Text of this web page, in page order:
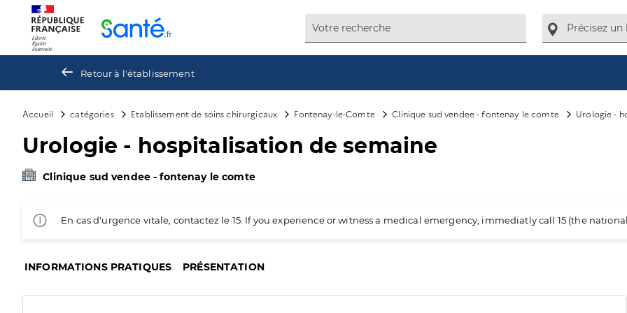
Retour à l'établissement
Accueil catégories Etablissement de soins chirurgicaux Fontenay-le-Comte Clinique sud vendee - fontenay le comte Urologie -
Urologie - hospitalisation de semaine
Clinique sud vendee - fontenay le comte
En cas d'urgence vitale, contactez le 15. If you experience or witness a medical emergency, immediatly call 15 (the
INFORMATIONS PRATIQUES PRÉSENTATION
Panneau de gestion des cookies